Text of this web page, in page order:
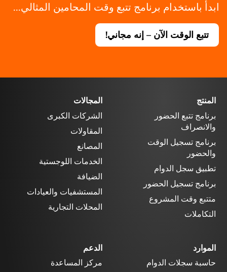
ابدأ باستخدام برنامج تتبع وقت المحامين المثالي...
تتبع الوقت الآن – إنه مجاني!
المنتج
برنامج تتبع الحضور
والانصراف
برنامج تسجيل الوقت
والحضور
تطبيق سجل الدوام
برنامج تسجيل الحضور
متتبع وقت المشروع
التكاملات
المجالات
الشركات الكبرى
المقاولات
المصانع
الخدمات اللوجستية
الضيافة
المستشفيات والعيادات
المحلات التجارية
الموارد
حاسبة سجلات الدوام
الدعم
مركز المساعدة